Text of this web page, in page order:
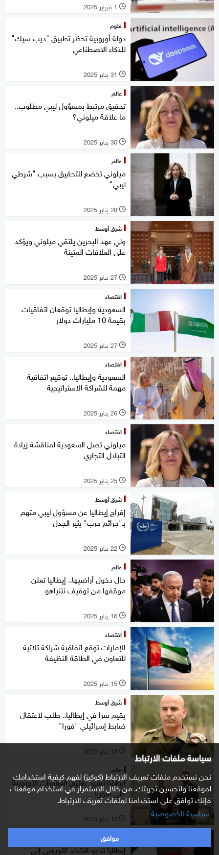
سياسة ملفات الارتباط
نحن نستخدم ملفات تعريف الارتباط (كوكيز) لفهم كيفية استخدامك
لموقعنا ولتحسين تجربتك. من خلال الاستمرار في استخدام موقعنا ،
فإنك توافق على استخدامنا لملفات تعريف الارتباط.
سياسية الخصوصية
موافق
l 1 فبراير 2025
علوم
دولة أوروبية تحظر تطبيق "ديب سيك"
للذكاء الاصطناعي
l 31 يناير 2025
عالم
تحقيق مرتبط بمسؤول ليبي مطلوب..
ما علاقة ميلوني؟
l 30 يناير 2025
عالم
ميلوني تخضع للتحقيق بسبب "شرطي
ليبي"
l 28 يناير 2025
شرق أوسط
ولي عهد البحرين يلتقي ميلوني ويؤكد
على العلاقات المتينة
l 27 يناير 2025
اقتصاد
السعودية وإيطاليا توقعان اتفاقيات
بقيمة 10 مليارات دولار
l 27 يناير 2025
اقتصاد
السعودية وإيطاليا.. توقيع اتفاقية
مهمة للشراكة الاستراتيجية
l 26 يناير 2025
اقتصاد
ميلوني تصل السعودية لمناقشة زيادة
التبادل التجاري
l 25 يناير 2025
شرق أوسط
إفراج إيطاليا عن مسؤول ليبي متهم
بـ"جرائم حرب" يثير الجدل
l 22 يناير 2025
عالم
حال دخول أراضيها.. إيطاليا تعلن
موقفها من توقيف نتنياهو
l 16 يناير 2025
اقتصاد
الإمارات توقع اتفاقية شراكة ثلاثية
للتعاون في الطاقة النظيفة
l 15 يناير 2025
شرق أوسط
يقيم سرا في إيطاليا.. طلب لاعتقال
ضابط إسرائيلي "فورا"
l 13 يناير 2025
عالم
إيطاليا تقترح تعليق العقوبات الأوروبية
على سوريا
l 10 يناير 2025
شرق أوسط
إيطاليا تدعو الاتحاد الأوروبي إلى